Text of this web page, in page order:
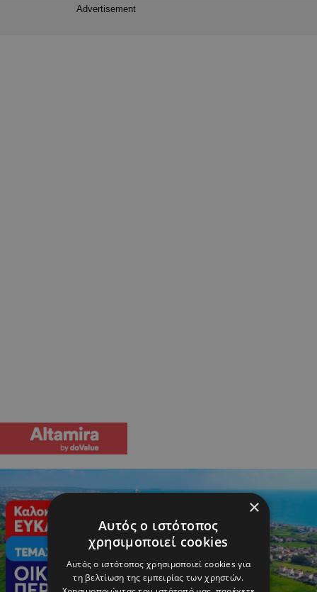
Advertisement
×
Αυτός ο ιστότοπος
χρησιμοποιεί cookies
Αυτός ο ιστότοπος χρησιμοποιεί cookies για
τη βελτίωση της εμπειρίας των χρηστών.